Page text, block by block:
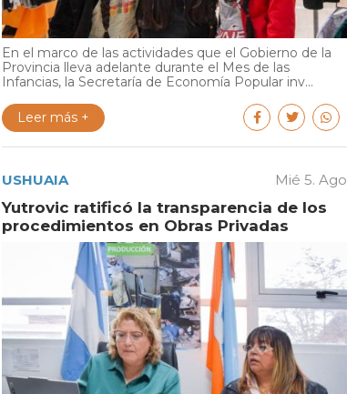
En el marco de las actividades que el Gobierno de la
Provincia lleva adelante durante el Mes de las
Infancias, la Secretaría de Economía Popular inv...
Leer más +
USHUAIA Mié 5. Ago
Yutrovic ratificó la transparencia de los
procedimientos en Obras Privadas